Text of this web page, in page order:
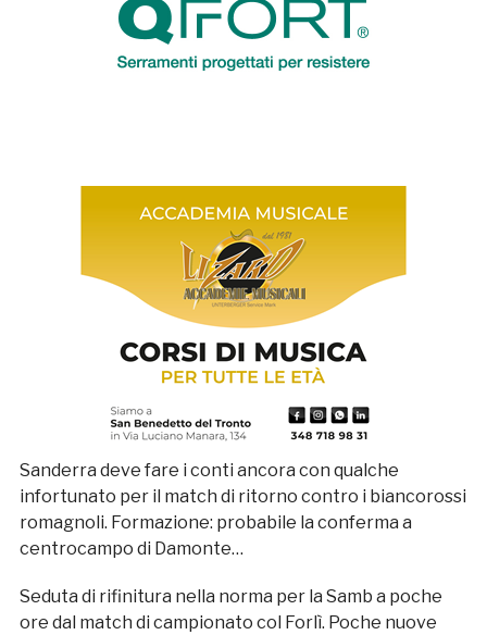
Sanderra deve fare i conti ancora con qualche
infortunato per il match di ritorno contro i biancorossi
romagnoli. Formazione: probabile la conferma a
centrocampo di Damonte…
Seduta di rifinitura nella norma per la Samb a poche
ore dal match di campionato col Forlì. Poche nuove